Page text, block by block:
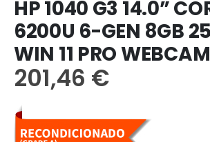
HP 1040 G3 14.0”
6200U 6-GEN 8GB
WIN 11 PRO WEBCAM
201,46 €